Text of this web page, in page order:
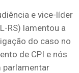
e vice-líder
RS) lamentou a
do caso no
de CPI e nós
parlamentar